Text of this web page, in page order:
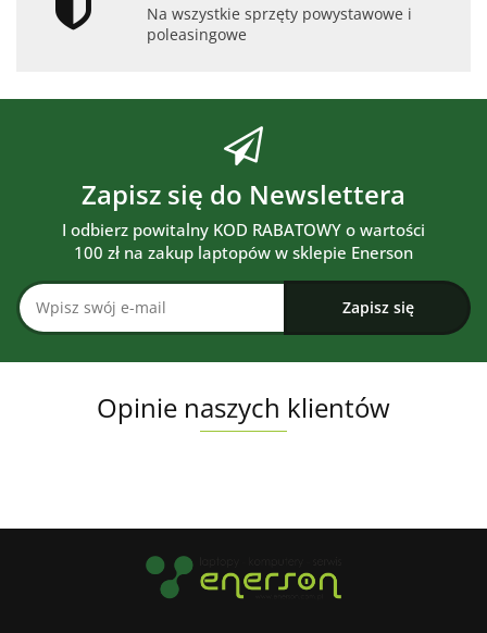
Na wszystkie sprzęty powystawowe i
poleasingowe
Zapisz się do Newslettera
I odbierz powitalny KOD RABATOWY o wartości
100 zł na zakup laptopów w sklepie Enerson
Opinie naszych klientów